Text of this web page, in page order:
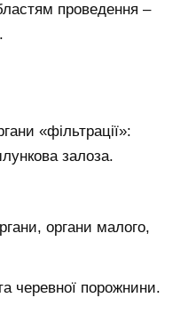
проведення –
«фільтрації»:
залоза.
органи малого,
черевної порожнини.